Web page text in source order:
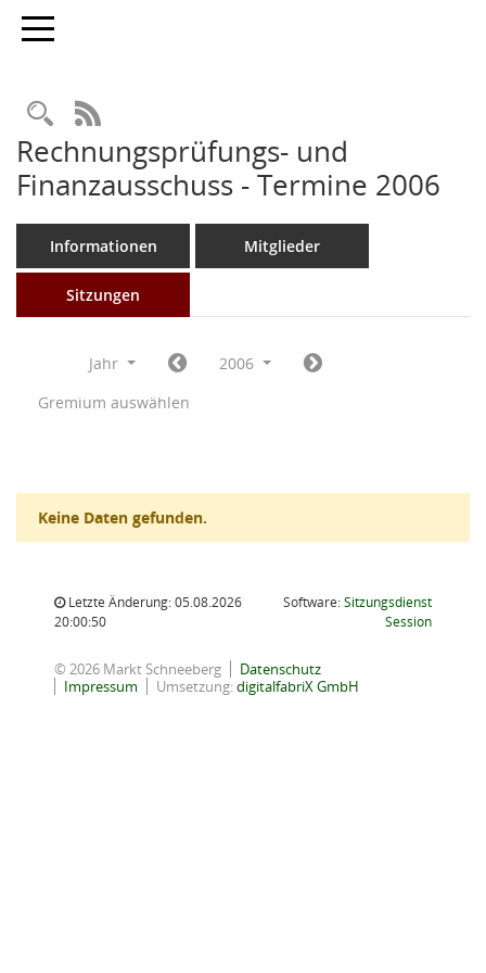
Toggle navigation
Rechercheauswahl
RSS-Feed
Rechnungsprüfungs- und
Finanzausschuss - Termine 2006
Informationen Mitglieder
Sitzungen
Jahr
2006
Gremium auswählen
Keine Daten gefunden.
Letzte Änderung: 05.08.2026
20:00:50
Software:Sitzungsdienst
Session(Wird in
© 2026 Markt Schneeberg
Datenschutz
Impressum
Umsetzung:digitalfabriX GmbH